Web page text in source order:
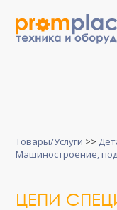
Товары/Услуги >>
Машиностроение,
ЦЕПИ